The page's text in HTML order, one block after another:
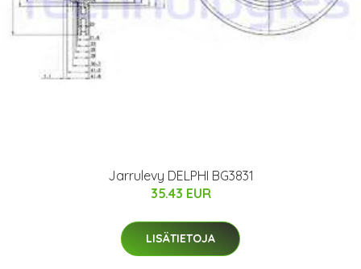
Jarrulevy DELPHI BG3831
35.43 EUR
LISÄTIETOJA